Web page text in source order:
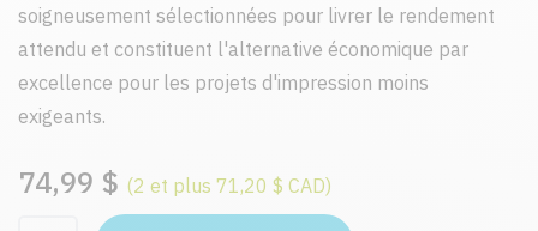
soigneusement sélectionnées pour livrer le rendement
attendu et constituent l'alternative économique par
excellence pour les projets d'impression moins
exigeants.
74,99 $ (2 et plus 71,20 $ CAD)